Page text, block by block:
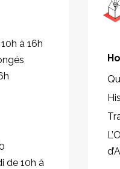
à 16h
de 10h à